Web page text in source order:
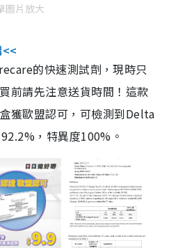
圖片放大
的快速測試劑，現時只
前請先注意送貨時間！這款
獲歐盟認可，可檢測到Delta
，特異度100%。